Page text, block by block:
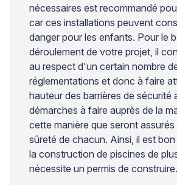
nécessaires est recommandé
car ces installations peuvent
danger pour les enfants. Pour le
déroulement de votre projet, il
au respect d'un certain nombre
réglementations et donc à faire
hauteur des barrières de sécurité
démarches à faire auprès de la
cette manière que seront
sûreté de chacun. Ainsi, il est
la construction de piscines de
nécessite un permis de construire.